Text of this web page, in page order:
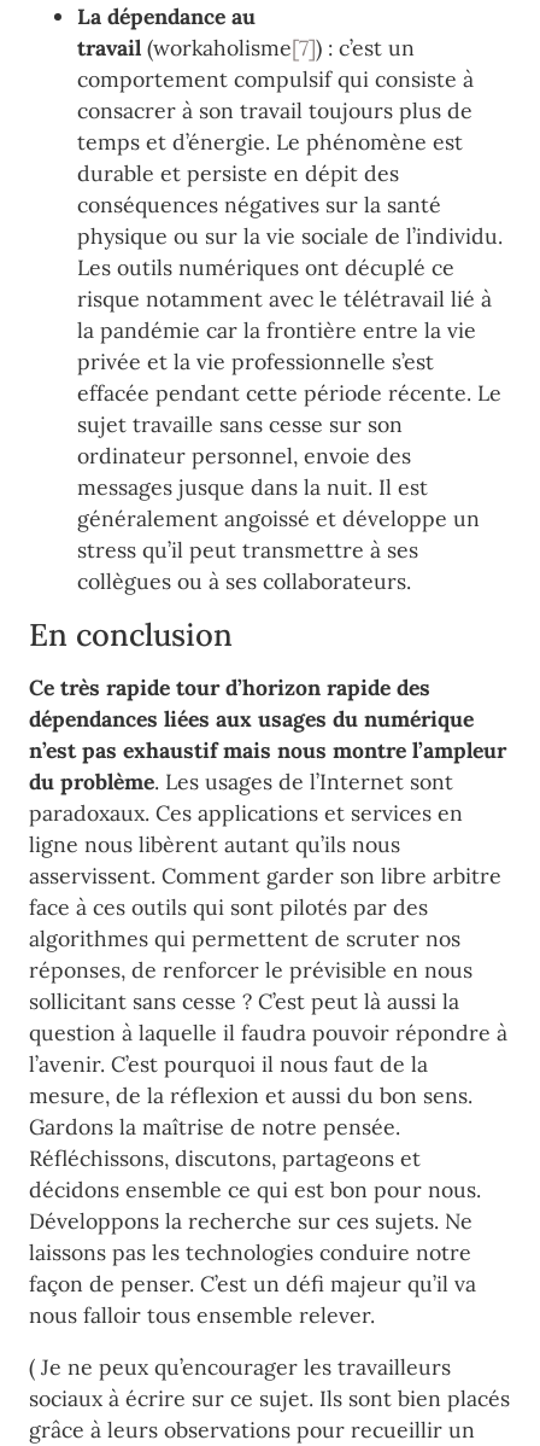
La dépendance au
travail (workaholisme[7]) : c’est un
comportement compulsif qui consiste à
consacrer à son travail toujours plus de
temps et d’énergie. Le phénomène est
durable et persiste en dépit des
conséquences négatives sur la santé
physique ou sur la vie sociale de l’individu.
Les outils numériques ont décuplé ce
risque notamment avec le télétravail lié à
la pandémie car la frontière entre la vie
privée et la vie professionnelle s’est
effacée pendant cette période récente. Le
sujet travaille sans cesse sur son
ordinateur personnel, envoie des
messages jusque dans la nuit. Il est
généralement angoissé et développe un
stress qu’il peut transmettre à ses
collègues ou à ses collaborateurs.
En conclusion
Ce très rapide tour d’horizon rapide des
dépendances liées aux usages du numérique
n’est pas exhaustif mais nous montre l’ampleur
du problème. Les usages de l’Internet sont
paradoxaux. Ces applications et services en
ligne nous libèrent autant qu’ils nous
asservissent. Comment garder son libre arbitre
face à ces outils qui sont pilotés par des
algorithmes qui permettent de scruter nos
réponses, de renforcer le prévisible en nous
sollicitant sans cesse ? C’est peut là aussi la
question à laquelle il faudra pouvoir répondre à
l’avenir. C’est pourquoi il nous faut de la
mesure, de la réflexion et aussi du bon sens.
Gardons la maîtrise de notre pensée.
Réfléchissons, discutons, partageons et
décidons ensemble ce qui est bon pour nous.
Développons la recherche sur ces sujets. Ne
laissons pas les technologies conduire notre
façon de penser. C’est un défi majeur qu’il va
nous falloir tous ensemble relever.
( Je ne peux qu’encourager les travailleurs
sociaux à écrire sur ce sujet. Ils sont bien placés
grâce à leurs observations pour recueillir un